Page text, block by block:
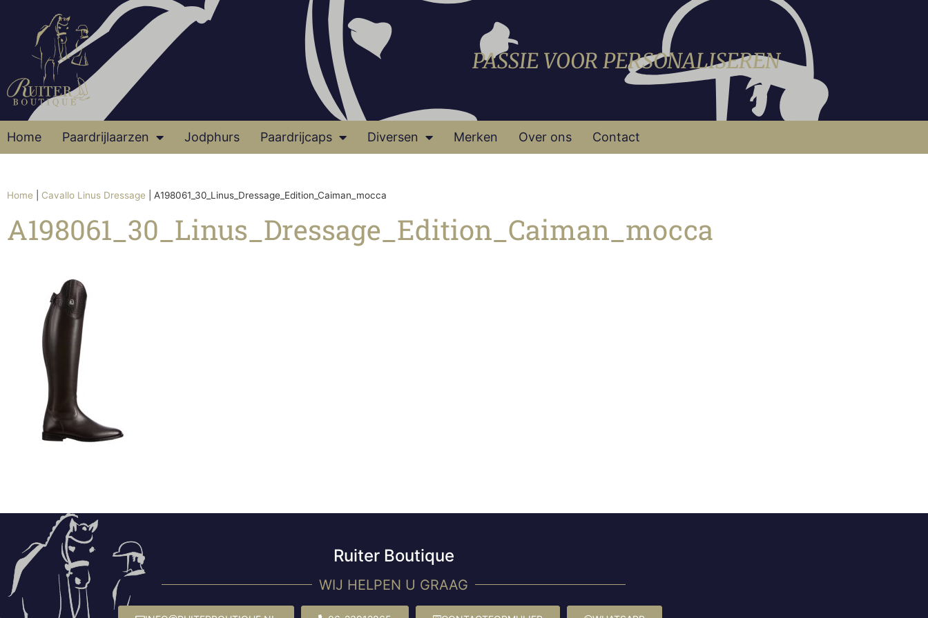
PASSIE VOOR PERSONALISEREN
Home Paardrijlaarzen Jodphurs Paardrijcaps Diversen Merken Over ons Contact
Home Cavallo Linus Dressage A198061_30_Linus_Dressage_Edition_Caiman_mocca
A198061_30_Linus_Dressage_Edition_Caiman_mocca
Ruiter Boutique
WIJ HELPEN U GRAAG